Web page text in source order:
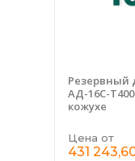
Резервный
АД-16С-
кожухе
Цена от
431